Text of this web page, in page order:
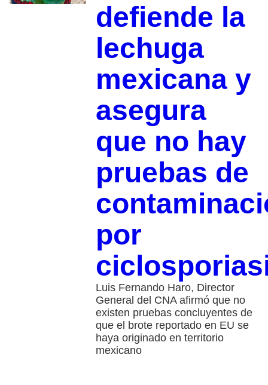
defiende la
lechuga
mexicana y
asegura
que no hay
pruebas de
por
Luis Fernando Haro, Director
General del CNA afirmó que no
existen pruebas concluyentes de
que el brote reportado en EU se
haya originado en territorio
mexicano